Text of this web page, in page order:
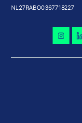
NL27RABO0367718227